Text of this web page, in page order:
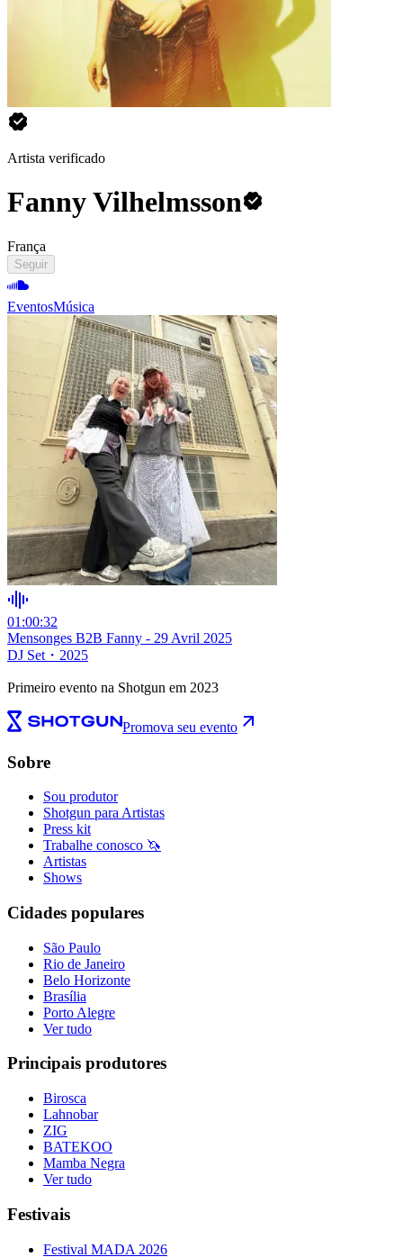
Artista verificado
Fanny Vilhelmsson
França
Seguir
EventosMúsica
01:00:32
Mensonges B2B Fanny - 29 Avril 2025
DJ Set ・ 2025
Primeiro evento na Shotgun em 2023
Promova seu evento
Sobre
Sou produtor
Shotgun para Artistas
Press kit
Trabalhe conosco 🦄
Artistas
Shows
Cidades populares
São Paulo
Rio de Janeiro
Belo Horizonte
Brasília
Porto Alegre
Ver tudo
Principais produtores
Birosca
Lahnobar
ZIG
BATEKOO
Mamba Negra
Ver tudo
Festivais
Festival MADA 2026